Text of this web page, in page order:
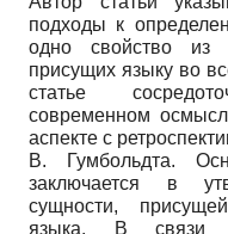
подходы к
одно свойство из
присущих языку во
статье
современном
аспекте с
В. Гумбольдта.
заключается в
сущности,
языка. В связи